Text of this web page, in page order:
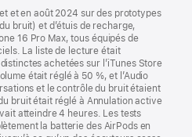
et en août 2024 sur des prototypes
bruit) et d’étuis de recharge,
16 Pro Max, tous équipés de
La liste de lecture était
achetées sur l’iTunes Store
était réglé à 50 %, et l’Audio
et le contrôle du bruit étaient
bruit était réglé à Annulation active
atteindre 4 heures. Les tests
la batterie des AirPods en